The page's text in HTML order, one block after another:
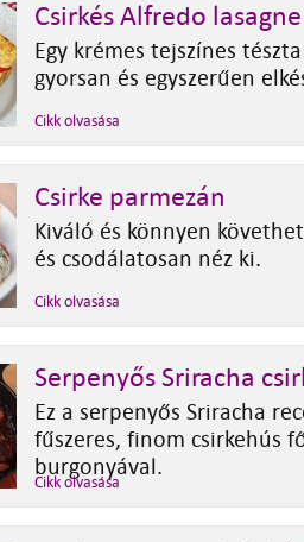
Csirkés Alfredo lasagne
Egy krémes tejszínes
gyorsan és egyszerűen
Cikk olvasása
Csirke parmezán
Kiváló és könnyen
és csodálatosan néz ki.
Cikk olvasása
Serpenyős Sriracha
Ez a serpenyős Sriracha
fűszeres, finom csirkehús
burgonyával.
Cikk olvasása